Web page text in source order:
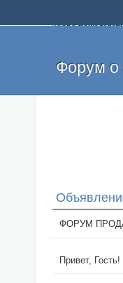
Добро
и оставлять
легкие деньги
Форум о
ФОРУМ
Привет, Гость!